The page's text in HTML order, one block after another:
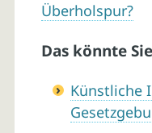
Überholspur?
Das könnte
Künstliche